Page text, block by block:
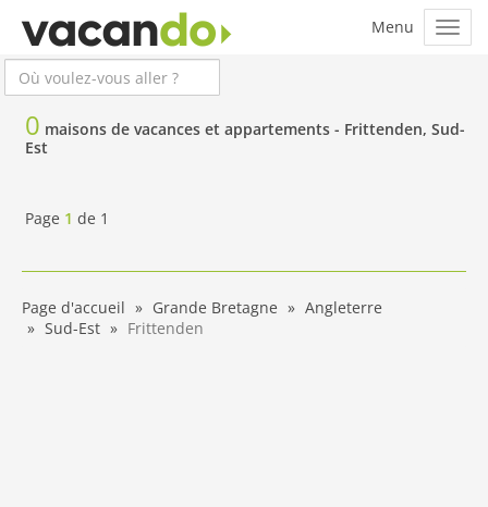
0 maisons de vacances et appartements - Frittenden, Sud-
Est
Page 1 de 1
Page d'accueil Grande Bretagne
Angleterre
Sud-Est
Frittenden